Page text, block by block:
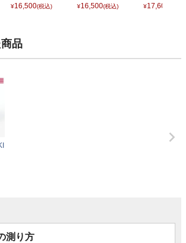
ング）SE676 ブラ
¥16,500(税込)
ング）SE676 ベー
¥16,500(税込)
ャップ）
¥17,600
品
測り方